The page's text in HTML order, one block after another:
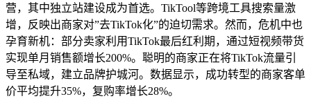
营，其中独立站建设成为首选。TikTool等跨境工具搜索量激
增，反映出商家对”去TikTok化”的迫切需求。然而，危机中也
孕育新机：部分卖家利用TikTok最后红利期，通过短视频带货
实现单月销售额增长200%。聪明的商家正在将TikTok流量引
导至私域，建立品牌护城河。数据显示，成功转型的商家客单
价平均提升35%，复购率增长28%。